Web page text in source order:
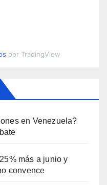
por TradingView
en Venezuela?
más a junio y
convence